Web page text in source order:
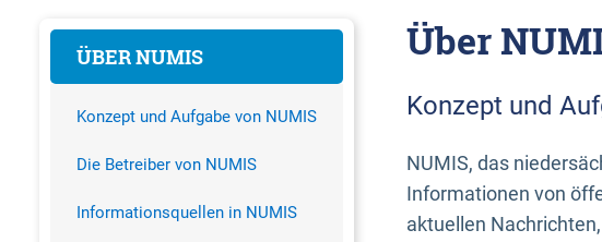
ÜBER NUMIS
Konzept und Aufgabe von NUMIS
Die Betreiber von NUMIS
Informationsquellen in NUMIS
Über
Konzept und
NUMIS, das
Informationen von
aktuellen